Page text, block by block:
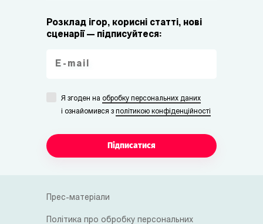
Розклад ігор, корисні статті, нові
сценарії — підписуйтеся:
Я згоден на обробку персональних даних
i ознайомився з політикою конфіденційності
Підписатися
Прес-матеріали
Політика про обробку персональних